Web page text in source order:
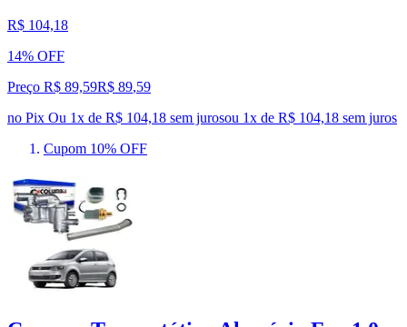
R$ 104,18
14% OFF
Preço R$ 89,59R$ 89,59
no Pix Ou 1x de R$ 104,18 sem jurosou 1x de R$ 104,18 sem juros
Cupom 10% OFF